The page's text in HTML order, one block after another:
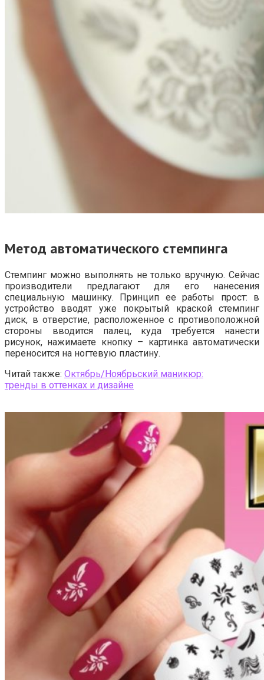
Метод автоматического стемпинга
Стемпинг можно выполнять не только вручную. Сейчас
производители предлагают для его нанесения
специальную машинку. Принцип ее работы прост: в
устройство вводят уже покрытый краской стемпинг
диск, в отверстие, расположенное с противоположной
стороны вводится палец, куда требуется нанести
рисунок, нажимаете кнопку – картинка автоматически
переносится на ногтевую пластину.
Читай также: Октябрь/Ноябрьский маникюр:
тренды в оттенках и дизайне